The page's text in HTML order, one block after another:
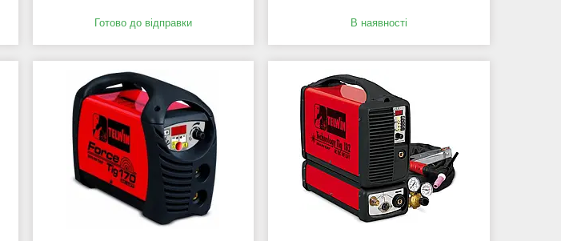
Готово до відправки В наявності